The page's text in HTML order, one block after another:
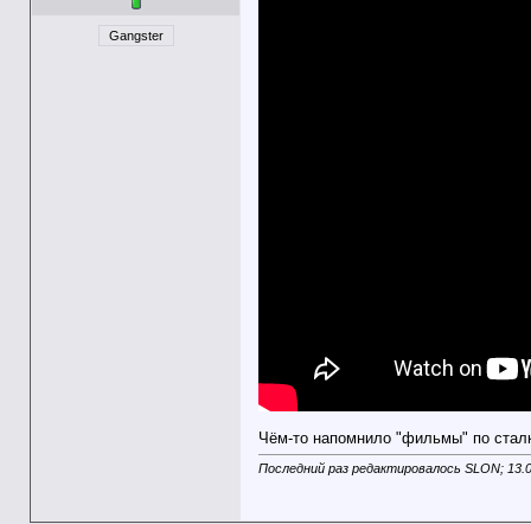
Gangster
Чём-то напомнило "фильмы" по
Последний раз редактировалось SLON;